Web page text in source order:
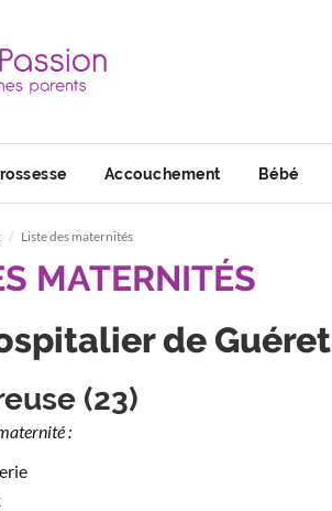
Accouchement Bébé
Liste des maternités
MATERNITÉS
de Guéret
(23)
: